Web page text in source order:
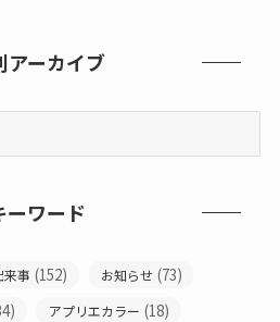
アーカイブ
ーワード
来事 (152) お知らせ (73)
アプリエカラー (18)